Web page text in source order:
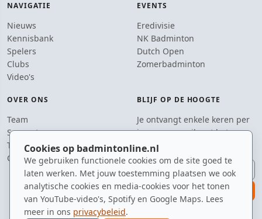
Cookies op badmintonline.nl
We gebruiken functionele cookies om de site goed te
laten werken. Met jouw toestemming plaatsen we ook
analytische cookies en media-cookies voor het tonen
van YouTube-video's, Spotify en Google Maps. Lees
meer in ons privacybeleid.
NAVIGATIE
Nieuws
Kennisbank
Spelers
Clubs
Video's
EVENTS
Eredivisie
NK Badminton
Dutch Open
Zomerbadminton
OVER ONS
Team
Supporters
Tip de redactie
Contact
BLIJF OP DE HOOGTE
Je ontvangt enkele keren per
jaar een e-mail met het
laatste badmintonnieuws.
E-mailadres
aanmelden